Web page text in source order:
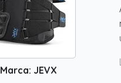
Marca: JEVX